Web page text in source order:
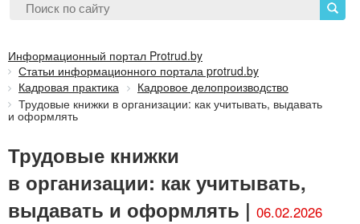
Информационный портал Protrud.by
Статьи информационного портала protrud.by
Кадровая практика
Кадровое делопроизводство
Трудовые книжки в организации: как учитывать, выдавать
и оформлять
Трудовые книжки
в организации: как учитывать,
выдавать и оформлять | 06.02.2026